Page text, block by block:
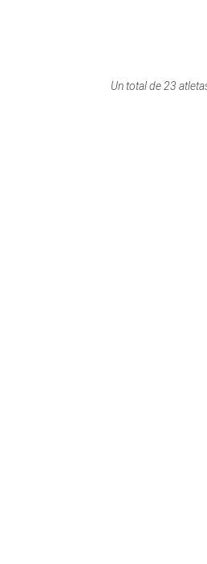
Un total de 23